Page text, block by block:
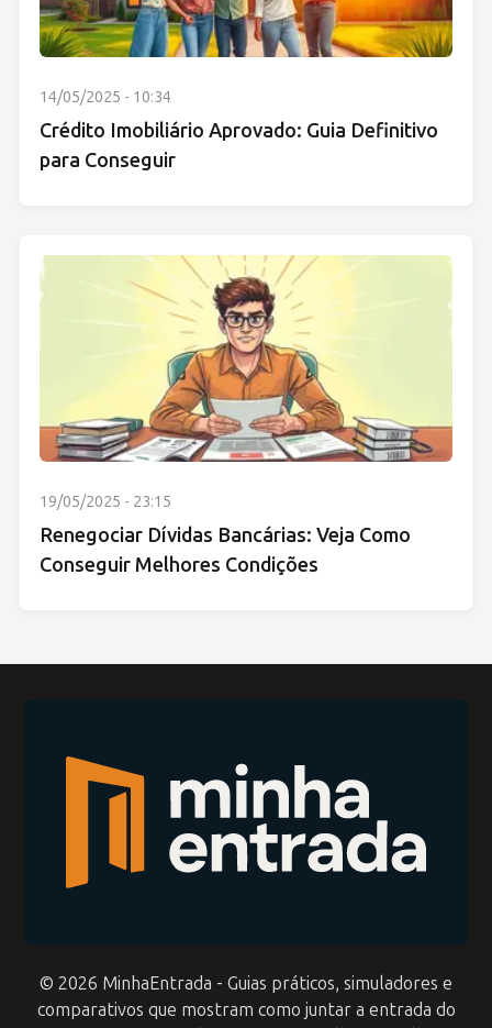
14/05/2025 - 10:34
Crédito Imobiliário Aprovado: Guia Definitivo
para Conseguir
19/05/2025 - 23:15
Renegociar Dívidas Bancárias: Veja Como
Conseguir Melhores Condições
© 2026 MinhaEntrada - Guias práticos, simuladores e
comparativos que mostram como juntar a entrada do